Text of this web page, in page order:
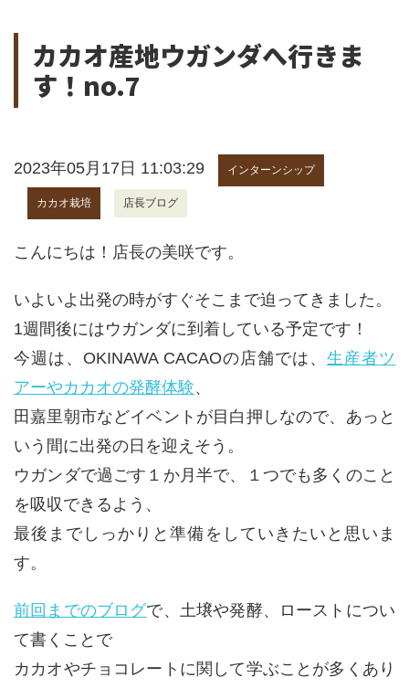
カカオ産地ウガンダへ行きま
す！no.7
2023年05月17日 11:03:29 インターンシップ
カカオ栽培 店長ブログ
こんにちは！店長の美咲です。
いよいよ出発の時がすぐそこまで迫ってきました。
1週間後にはウガンダに到着している予定です！
今週は、OKINAWA CACAOの店舗では、 生産者ツ
アーやカカオの発酵体験、
田嘉里朝市などイベントが目白押しなので、あっと
いう間に出発の日を迎えそう。
ウガンダで過ごす１か月半で、１つでも多くのこと
を吸収できるよう、
最後までしっかりと準備をしていきたいと思いま
す。
前回までのブログで、土壌や発酵、ローストについ
て書くことで
カカオやチョコレートに関して学ぶことが多くあり